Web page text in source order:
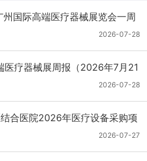
州国际高端医疗器械展览会一周
2026-07-28
医疗器械展周报（2026年7月21
2026-07-28
合医院2026年医疗设备采购项
标公告
2026-07-27